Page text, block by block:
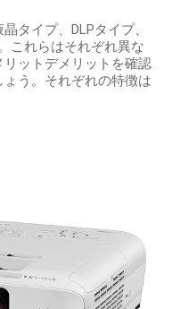
タイプ、DLPタイプ、
これらはそれぞれ異な
ットデメリットを確認
う。それぞれの特徴は